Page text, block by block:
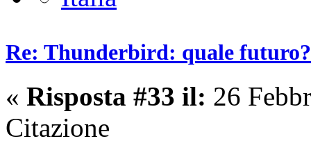
Re: Thunderbird: quale futuro?
« Risposta #33 il: 26
Citazione